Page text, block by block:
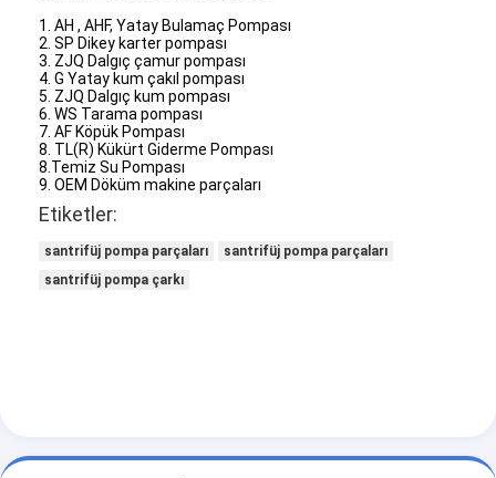
Kalite kontrol
Bize ulaşın
Haberler
Tüm servis talepleri
Blog
Şimdi sohbet et
1. AH , AHF, Yatay Bulamaç Pompası
2. SP Dikey karter pompası
3. ZJQ Dalgıç çamur pompası
4. G Yatay kum çakıl pompası
5. ZJQ Dalgıç kum pompası
6. WS Tarama pompası
7. AF Köpük Pompası
8. TL(R) Kükürt Giderme Pompası
8.Temiz Su Pompası
9. OEM Döküm makine parçaları
Etiketler:
santrifüj pompa parçaları
santrifüj pompa parçaları
santrifüj pompa çarkı